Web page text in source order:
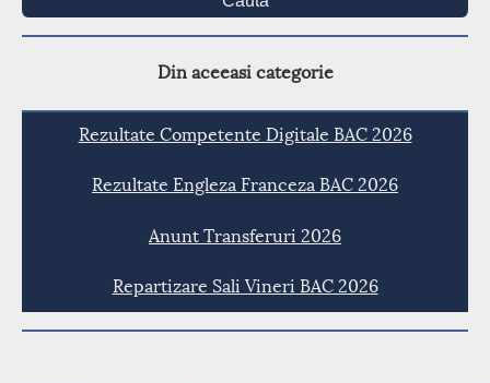
Din aceeasi categorie
Rezultate Competente Digitale BAC 2026
Rezultate Engleza Franceza BAC 2026
Anunt Transferuri 2026
Repartizare Sali Vineri BAC 2026